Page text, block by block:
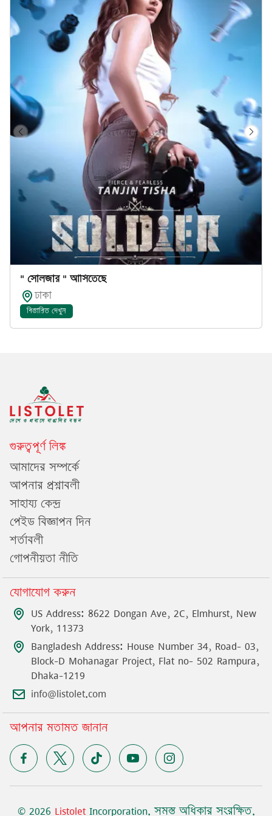
" সোলজার " আসিতেছে
ঢাকা
বিস্তারিত দেখুন
গুরুত্বপূর্ণ লিঙ্ক
আমাদের সম্পর্কে
আপনার প্রশ্নাবলী
সাহায্য কেন্দ্র
পেইড বিজ্ঞাপন দিন
শর্তাবলী
গোপনীয়তা নীতি
যোগাযোগ করুন
US Address: 8622 Dongan Ave, 2C, Elmhurst, New
York, 11373
Bangladesh Address: House Number 34, Road- 03,
Block-D Mohanagar Project, Flat no- 502 Rampura,
Dhaka-1219
info@listolet.com
আপনার মতামত জানান
© 2026 Listolet Incorporation. সমস্ত অধিকার সংরক্ষিত.